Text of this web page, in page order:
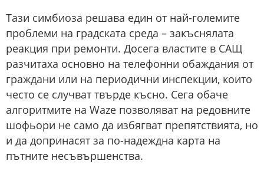
Тази симбиоза решава един от най-големите
проблеми на градската среда – закъснялата
реакция при ремонти. Досега властите в САЩ
разчитаха основно на телефонни обаждания от
граждани или на периодични инспекции, които
често се случват твърде късно. Сега обаче
алгоритмите на Waze позволяват на редовните
шофьори не само да избягват препятствията, но
и да допринасят за по-надеждна карта на
пътните несъвършенства.